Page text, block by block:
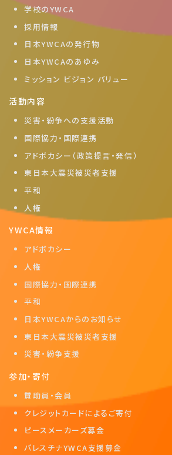
学校のYWCA
採用情報
日本YWCAの発行物
日本YWCAのあゆみ
ミッション ビジョン バリュー
活動内容
災害・紛争への支援活動
国際協力・国際連携
アドボカシー（政策提言・発信）
東日本大震災被災者支援
平和
人権
YWCA情報
アドボカシー
人権
国際協力・国際連携
平和
日本YWCAからのお知らせ
東日本大震災被災者支援
災害・紛争支援
参加・寄付
賛助員・会員
クレジットカードによるご寄付
ピースメーカーズ募金
パレスチナYWCA支援募金